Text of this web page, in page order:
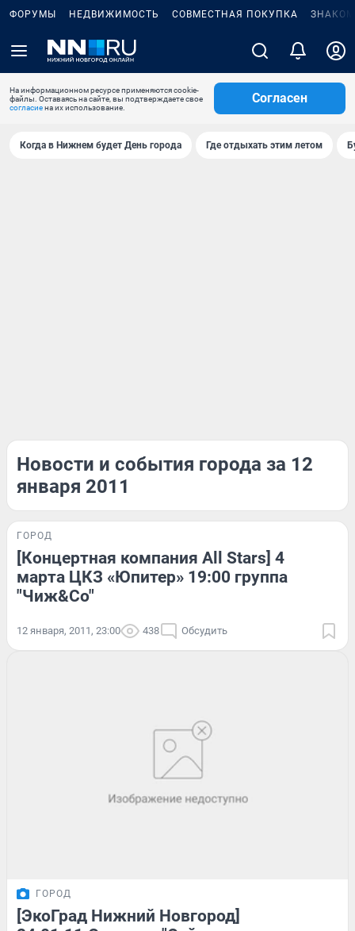
ФОРУМЫ НЕДВИЖИМОСТЬ СОВМЕСТНАЯ ПОКУПКА
На информационном ресурсе применяются cookie-
файлы. Оставаясь на сайте, вы подтверждаете свое
согласиена их использование.
Согласен
Когда в Нижнем будет День города Где отдыхать этим летом
Новости и события города за 12
января 2011
ГОРОД
[Концертная компания All Stars] 4
марта ЦКЗ «Юпитер» 19:00 группа
"Чиж&Cо"
12 января, 2011, 23:00 438 Обсудить
ГОРОД
[ЭкоГрад Нижний Новгород]